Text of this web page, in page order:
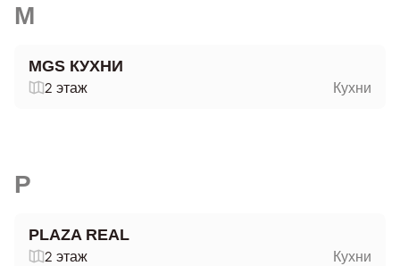
M
MGS КУХНИ
2 этаж Кухни
P
PLAZA REAL
2 этаж Кухни